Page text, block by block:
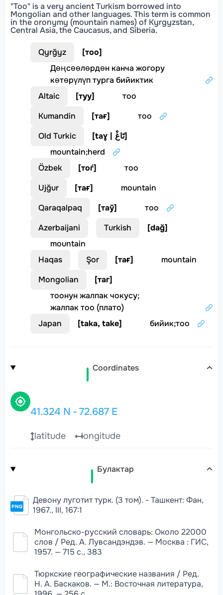
"Too" is a very ancient Turkism borrowed into
Mongolian and other languages. This term is common
in the oronymy (mountain names) of Kyrgyzstan,
Central Asia, the Caucasus, and Siberia.
Qyrğyz [тоо]
Дөңсөөлөрдөн канча жогору
көтөрүлүп турга бийиктик
Altaic
[туу]
тоо
Kumandin
[тағ]
тоо
Old Turkic
[ taɣ | تَاغْ]
mountain;herd
Özbek
[тоѓ]
тоо
Ujğur
[тағ]
mountain
Qaraqalpaq
[таў]
тоо
Azerbaijani
Turkish [dağ]
mountain
Haqas
Şor [тағ]
mountain
Mongolian
[таг]
тоонун жалпак чокусу;
жалпак тоо (плато)
Japan
[taka, take] бийик;тоо
Coordinates
41.324 N - 72.687 E
latitude longitude
Булактар
PNG
Девону луготит турк. (3 том). - Ташкент: Фан,
1967., III, 167:1
Монгольско-русский словарь: Около 22000
слов / Ред. А. Лувсандэндэв. — Москва : ГИС,
1957. — 715 с., 383
Тюркские географические названия / Ред.
Н. А. Баскаков. — М.: Восточная литература,